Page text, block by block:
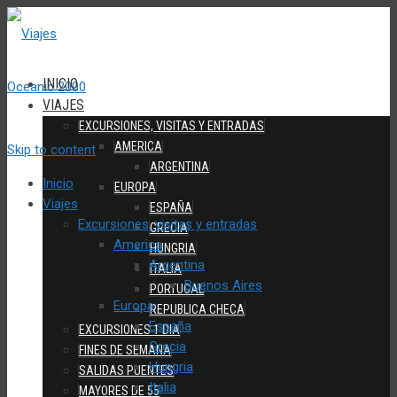
INICIO
VIAJES
EXCURSIONES, VISITAS Y ENTRADAS
AMERICA
ARGENTINA
EUROPA
ESPAÑA
GRECIA
HUNGRIA
ITALIA
PORTUGAL
REPUBLICA CHECA
EXCURSIONES 1 DIA
FINES DE SEMANA
SALIDAS PUENTES
MAYORES DE 55
Skip to content
Inicio
Viajes
Excursiones, visitas y entradas
America
Argentina
Buenos Aires
Europa
España
Grecia
Hungria
Italia